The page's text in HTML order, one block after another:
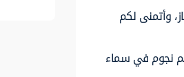
وأتمنى لكم
نجوم في سماء